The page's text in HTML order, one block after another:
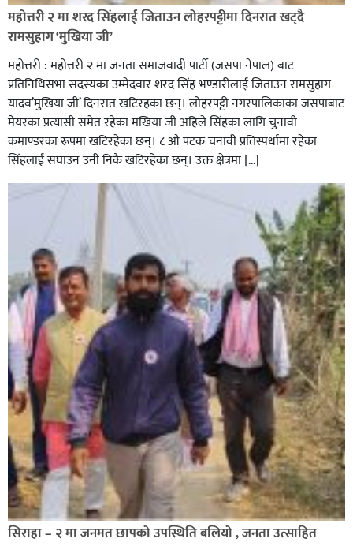
रेडक्रस सिराहा द्वारा सम्मानित
सिराहाको औरहीमा जेन-जी भेला सम्पन्न
महोत्तरी २ मा शरद सिंहलाई जिताउन लोहरपट्टीमा दिनरात खट्दै
रामसुहाग ‘मुखिया जी’
महोत्तरी : महोत्तरी २ मा जनता समाजवादी पार्टी (जसपा नेपाल) बाट
प्रतिनिधिसभा सदस्यका उम्मेदवार शरद सिंह भण्डारीलाई जिताउन रामसुहाग
यादव’मुखिया जी’ दिनरात खटिरहका छन्। लोहरपट्टी नगरपालिकाका जसपाबाट
मेयरका प्रत्यासी समेत रहेका मखिया जी अहिले सिंहका लागि चुनावी
कमाण्डरका रूपमा खटिरहेका छन्। ८ औ पटक चनावी प्रतिस्पर्धामा रहेका
सिंहलाई सघाउन उनी निकै खटिरहेका छन्। उक्त क्षेत्रमा […]
सिराहा – २ मा जनमत छापको उपस्थिति बलियो , जनता उत्साहित